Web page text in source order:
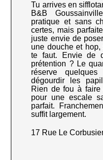
Tu arrives en
B&B
pratique et sans
certes, mais
juste envie de
une douche et
te faut. Envie de
prétention ? Le
réserve
dégourdir les
Rien de fou à
pour une escale
parfait.
suffit largement.
17 Rue Le